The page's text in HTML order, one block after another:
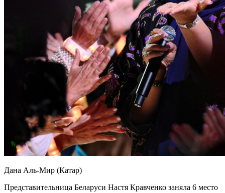
Дана Аль-Мир (Катар)
Представительница Беларуси Настя Кравченко заняла 6 место